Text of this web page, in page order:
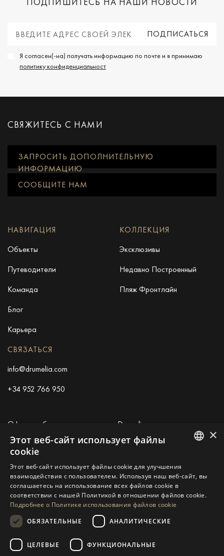
Я согласен(-на) получать информацию по почте и я принимаю
политику конфиденциальност
СВЯЖИТЕСЬ С НАМИ
ЗАПРОСИТЬ ДОПОЛНИТЕЛЬНУЮ
ИНФОРМАЦИЮ
СООБЩИТЕ НАМ
НАВИГАЦИЯ
Объекты
Путеводители
Команда
Блог
Карьера
КОЛЛЕКЦИЯ
Эксклюзивы
Недавно Построенный
Пляж Фронтлайн
СВЯЗАТЬСЯ
info@drumelia.com
+34 952 766 950
Офис штаб-квартиры компании Drumelia
Centro de Negocios Puerta de Banus
Edificio B, Local 11
29660 Marbella
+34 952 766 950
info@drumelia.com
Linkedin Youtube
SPANISH
GERMAN
×
Этот веб-сайт использует файлы
cookie
Этот веб-сайт использует файлы cookie для улучшения
взаимодействия с пользователем. Используя наш веб-сайт, вы
соглашаетесь на использование всех файлов cookie в
соответствии с нашей Политикой в ​​отношении файлов cookie.
Подробнее о Политике использования файлов cookie
ОБЯЗАТЕЛЬНЫЕ
АНАЛИТИЧЕСКИЕ
ЦЕЛЕВЫЕ ФУНКЦИОНАЛЬНЫЕ